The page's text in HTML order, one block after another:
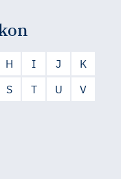
H I J
K
S T U
V